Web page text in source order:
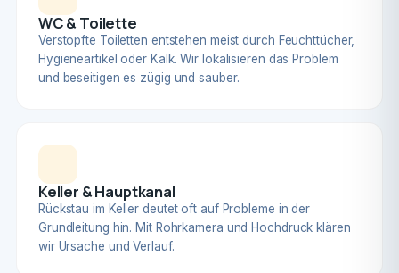
WC & Toilette
Verstopfte Toiletten entstehen meist durch Feuchttücher,
Hygieneartikel oder Kalk. Wir lokalisieren das Problem
und beseitigen es zügig und sauber.
Keller & Hauptkanal
Rückstau im Keller deutet oft auf Probleme in der
Grundleitung hin. Mit Rohrkamera und Hochdruck klären
wir Ursache und Verlauf.